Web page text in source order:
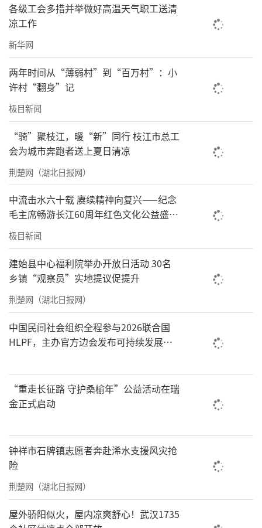
湖北建行以英雄之名发起成立的尊师重教公益
基金，让传承张富清奉献精神有了新载体，爱
心资金不断流向需要帮助的优秀学子和教师，
必将激励更多湖北师生报效国家。
责任编辑：洪子舒
各级工会多措并举做好高温天气职工送清
凉工作
新华网
两年时间从“薄弱村”到“百万村”：小
许村“翻身”记
极目新闻
“骑”聚枝江，暖“新”同行 枝江市总工
会为城市奔跑者送上夏日清凉
荆楚网（湖北日报网）
中流击水六十载 赓续精神向复兴——纪念
毛主席畅游长江60周年红色文化公益盛典
在武汉举办
极目新闻
建始县中心福利院举办开放日活动 30名
乡镇“观察员”实地提议促提升
荆楚网（湖北日报网）
中国民间社会组织全程参与2026联合国
HLPF，主办官方边会发布可持续发展标
“重走长征路 守护桑榆年”公益活动在瑞
金正式启动
钟祥市石牌镇志愿者奔赴浠水支援风灾抢
险
荆楚网（湖北日报网）
屋外骄阳似火，屋内凉爽舒心！武汉1735